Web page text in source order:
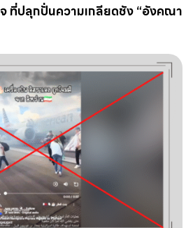
ที่ปลุกปั่นความเกลียดชัง “อังคณา